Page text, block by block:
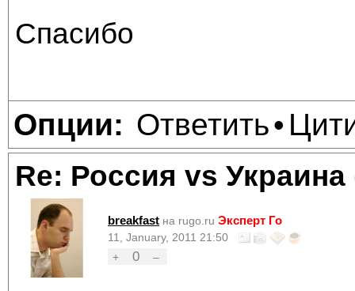
Спасибо
Опции: Ответить•
Re: Россия vs
breakfast на rugo.ru Эксперт Го
11, January, 2011 21:50
+
0 –